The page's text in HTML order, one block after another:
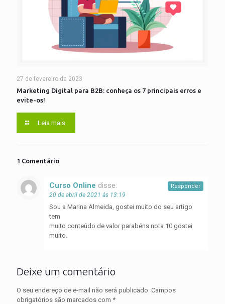
27 de fevereiro de 2023
Marketing Digital para B2B: conheça os 7 principais erros e
evite-os!
Leia mais
1 Comentário
Curso Online disse:
20 de abril de 2021 às 13:19
Sou a Marina Almeida, gostei muito do seu artigo
tem
muito conteúdo de valor parabéns nota 10 gostei
muito.
Responder
Deixe um comentário
O seu endereço de e-mail não será publicado. Campos
obrigatórios são marcados com *